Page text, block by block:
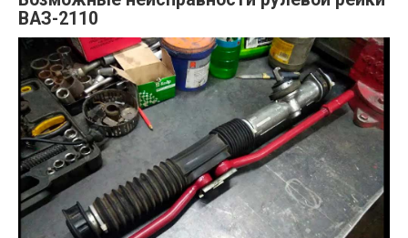
ВАЗ-2110